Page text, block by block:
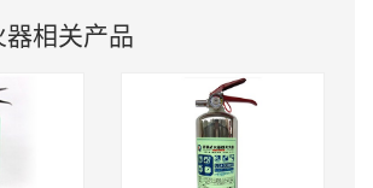
相关产品